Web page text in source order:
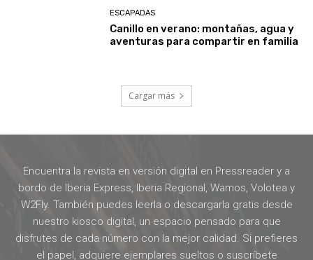
ESCAPADAS
Canillo en verano: montañas, agua y
aventuras para compartir en familia
Cargar más
Encuentra la revista en versión digital en Pressreader y a
bordo de Iberia Express, Iberia Regional, Wamos, Volotea y
W2Fly. También puedes leerla o descargarla gratis desde
nuestro kiosco digital, un espacio pensado para que
disfrutes de cada número con la mejor calidad. Si prefieres
el papel, adquiere ejemplares sueltos o suscríbete